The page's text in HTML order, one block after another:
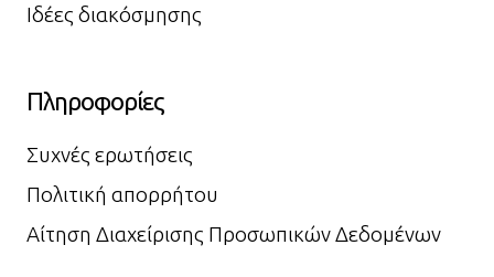
Ιδέες διακόσμησης
Πληροφορίες
Συχνές ερωτήσεις
Πολιτική απορρήτου
Αίτηση Διαχείρισης Προσωπικών Δεδομένων